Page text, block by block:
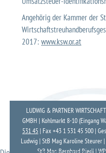
Angehörig der Kammer der
2017: www.ksw.or.at
LUDWIG & PARTNER
GMBH | Kohlmarkt 8-10 (Eingang
531 45 | Fax+43 1 531 45 500 |
Ludwig | StB Mag Karoline Steurer
StB Mag Bernhard Riedl |